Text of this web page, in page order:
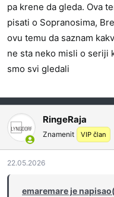
pa krene da gleda. Ova
pisati o Sopranosima,
ovu temu da saznam
ne sta neko misli o seriji
smo svi gledali
RingeRaja
Znamenit VIP član
22.05.2026
emaremare je